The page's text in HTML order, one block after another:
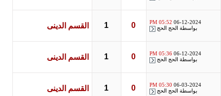
06-12-2024
05:52 PM
بواسطةالحج الحج القسم الدينى
06-12-2024
05:36 PM
بواسطةالحج الحج القسم الدينى
06-03-2024
05:30 PM
بواسطةالحج الحج القسم الدينى